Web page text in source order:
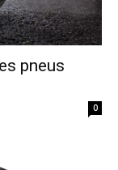
pneus
0